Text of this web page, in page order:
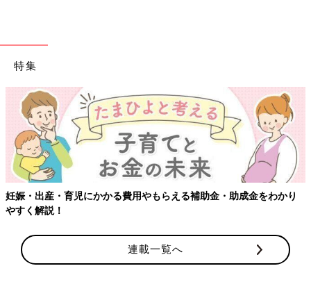
特集
妊娠・出産・育児にかかる費用やもらえる補助金・助成金をわかり
やすく解説！
連載一覧へ